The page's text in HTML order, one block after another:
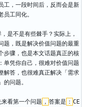
工，一段时间后，反而会是新
员工同化。
是不是有些棘手？实际上，
题，既是解决价值问题的最重
步骤，也是本文话题真正的核
单凭你自己，很难对价值问题
解答，也很难真正解决「需求
的问题。
来看第一个问题 ， 答案是 ： CE